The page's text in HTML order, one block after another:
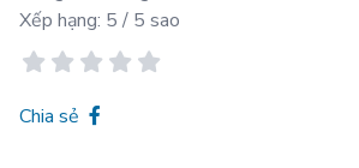
Xếp hạng: 5 / 5 sao
Chia sẻ